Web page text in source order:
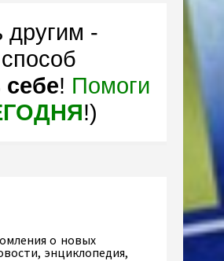
-
! Помоги
!)
о новых
энциклопедия,